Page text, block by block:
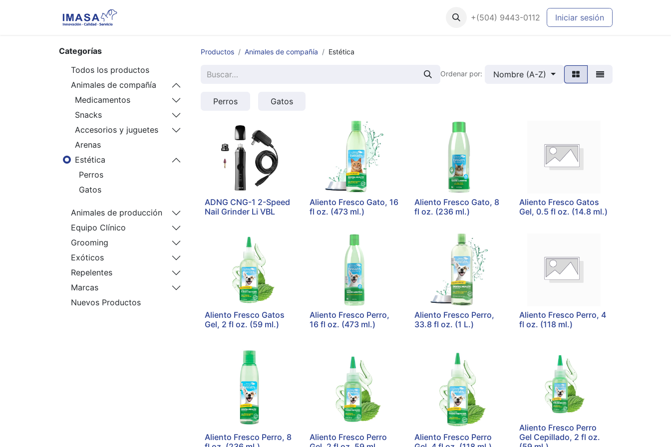
+(504) 9443-0112 Iniciar sesión
Categorías
Todos los productos
Animales de compañía
Medicamentos
Snacks
Accesorios y juguetes
Arenas
Estética
Perros
Gatos
Animales de producción
Equipo Clínico
Grooming
Exóticos
Repelentes
Marcas
Nuevos Productos
Productos Animales de compañía Estética
Ordenar por: Nombre (A-Z)
Perros Gatos
ADNG CNG-1 2-Speed
Nail Grinder Li VBL
Aliento Fresco Gato, 16
fl oz. (473 ml.)
Aliento Fresco Gato, 8
fl oz. (236 ml.)
Aliento Fresco Gatos
Gel, 0.5 fl oz. (14.8 ml.)
Aliento Fresco Gatos
Gel, 2 fl oz. (59 ml.)
Aliento Fresco Perro,
16 fl oz. (473 ml.)
Aliento Fresco Perro,
33.8 fl oz. (1 L.)
Aliento Fresco Perro, 4
fl oz. (118 ml.)
Aliento Fresco Perro, 8
Aliento Fresco Perro
Aliento Fresco Perro
Aliento Fresco Perro
Gel Cepillado, 2 fl oz.